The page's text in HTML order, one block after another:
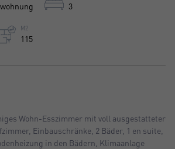
3
M2
115
Wohn-Esszimmer mit voll ausgestatteter
Einbauschränke, 2 Bäder, 1 en suite,
in den Bädern, Klimaanlage